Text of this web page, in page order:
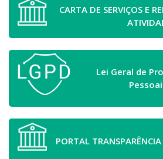
CARTA DE SERVIÇOS E
Lei Geral de
PORTAL TRANSPARÊNCIA